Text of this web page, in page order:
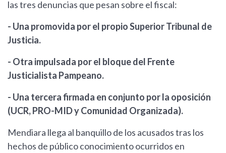
las tres denuncias que pesan sobre el fiscal:
- Una promovida por el propio Superior Tribunal de
Justicia.
- Otra impulsada por el bloque del Frente
Justicialista Pampeano.
- Una tercera firmada en conjunto por la oposición
(UCR, PRO-MID y Comunidad Organizada).
Mendiara llega al banquillo de los acusados tras los
hechos de público conocimiento ocurridos en